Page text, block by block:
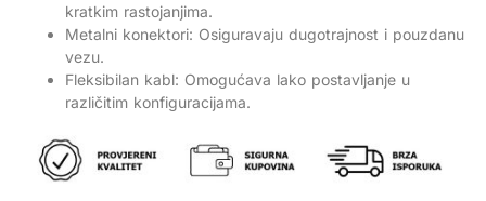
kratkim rastojanjima.
Metalni konektori: Osiguravaju dugotrajnost i pouzdanu
vezu.
Fleksibilan kabl: Omogućava lako postavljanje u
različitim konfiguracijama.